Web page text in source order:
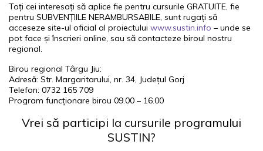
Toți cei interesați să aplice fie pentru cursurile GRATUITE, fie
pentru SUBVENȚIILE NERAMBURSABILE, sunt rugați să
acceseze site-ul oficial al proiectului www.sustin.info – unde se
pot face și înscrieri online, sau să contacteze biroul nostru
regional.
Birou regional Târgu Jiu:
Adresă: Str. Margaritarului, nr. 34, Județul Gorj
Telefon: 0732 165 709
Program funcționare birou 09.00 – 16.00
Vrei să participi la cursurile programului
SUSTIN?